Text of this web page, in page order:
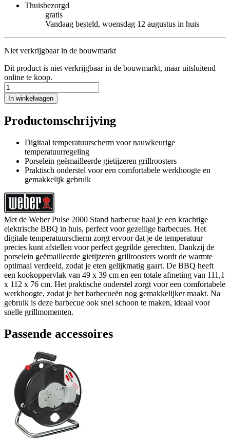
Thuisbezorgd
gratis
Vandaag besteld, woensdag 12 augustus in huis
Niet verkrijgbaar in de bouwmarkt
Dit product is niet verkrijgbaar in de bouwmarkt, maar uitsluitend
online te koop.
In winkelwagen
Productomschrijving
Digitaal temperatuurscherm voor nauwkeurige
temperatuurregeling
Porselein geëmailleerde gietijzeren grillroosters
Praktisch onderstel voor een comfortabele werkhoogte en
gemakkelijk gebruik
Met de Weber Pulse 2000 Stand barbecue haal je een krachtige
elektrische BBQ in huis, perfect voor gezellige barbecues. Het
digitale temperatuurscherm zorgt ervoor dat je de temperatuur
precies kunt afstellen voor perfect gegrilde gerechten. Dankzij de
porselein geëmailleerde gietijzeren grillroosters wordt de warmte
optimaal verdeeld, zodat je eten gelijkmatig gaart. De BBQ heeft
een kookoppervlak van 49 x 39 cm en een totale afmeting van 111,1
x 112 x 76 cm. Het praktische onderstel zorgt voor een comfortabele
werkhoogte, zodat je het barbecueën nog gemakkelijker maakt. Na
gebruik is deze barbecue ook snel schoon te maken, ideaal voor
snelle grillmomenten.
Passende accessoires